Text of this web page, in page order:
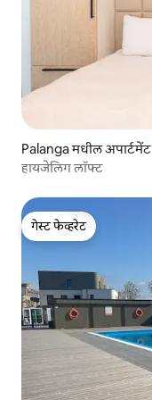
Palanga मधील अपार्टमेंट
हायजेलिग लॉफ्ट
गेस्ट फेव्हरेट
गेस्ट फेव्हरेट